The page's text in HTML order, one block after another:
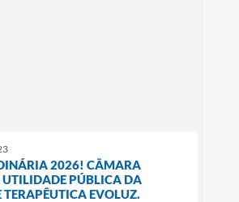
2026! CÂMARA
UTILIDADE PÚBLICA DA
EVOLUZ.